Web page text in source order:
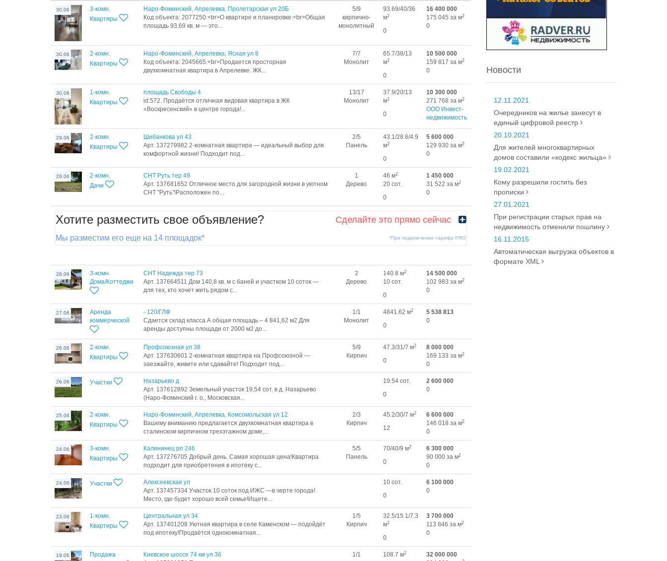
30.06
3-комн.
Квартиры
Наро-Фоминский, Апрелевка, Пролетарская ул 20Б
Код объекта: 2077250.<br>О квартире и планировке:<br>Общая
площадь 93,69 кв. м — это...
5/9
кирпично-
монолитный
93.69/40/36
м2
0
16 400 000
175 045 за м2
0
30.06
2-комн.
Квартиры
Наро-Фоминский, Апрелевка, Ясная ул 8
Код объекта: 2045665.<br>Продается просторная
двухкомнатная квартира в Апрелевке. ЖК...
7/7
Монолит
65.7/38/13
м2
0
10 500 000
159 817 за м2
0
30.06
1-комн.
Квартиры
площадь Свободы 4
id:572. Продаётся отличная видовая квартира в ЖК
«Воскресенский» в центре города!...
13/17
Монолит
37.9/20/13
м2
0
10 300 000
271 768 за м2
ООО Инвест-
недвижимость
29.06
2-комн.
Квартиры
Шибанкова ул 43
Арт. 137279982 2-комнатная квартира — идеальный выбор для
комфортной жизни! Подходит под...
2/5
Панель
43.1/28.6/4.9
м2
0
5 600 000
129 930 за м2
0
29.06
2-комн.
Дачи
СНТ Руть тер 49
Арт. 137681652 Отличное место для загородной жизни в уютном
СНТ "Руть"!Расположен по...
1
Дерево
46 м2
20 сот.
0
1 450 000
31 522 за м2
0
Хотите разместить свое объявление?
Мы разместим его еще на 14 площадок*
Сделайте это прямо сейчас
*При подключении тарифа PRO
28.06
3-комн.
Дома/Коттеджи
СНТ Надежда тер 73
Арт. 137664511 Дом 140,8 кв. м с баней и участком 10 соток —
для тех, кто хочет жить рядом с...
2
Дерево
140.8 м2
10 сот.
0
14 500 000
102 983 за м2
0
27.06
Аренда
коммерческой
- 120/ГЛФ
Сдается склад класса А общая площадь – 4 841,62 м2 Для
аренды доступны площади от 2000 м2 до...
1/1
Монолит
4841.62 м2
0
5 538 813
0
26.06
2-комн.
Квартиры
Профсоюзная ул 38
Арт. 137630601 2-комнатная квартира на Профсоюзной —
заезжайте, живите или сдавайте! Подходит под...
5/9
Кирпич
47.3/31/7 м2
0
8 000 000
169 133 за м2
0
26.06 Участки
Назарьево д
Арт. 137612892 Земельный участок 19,54 сот. в д. Назарьево
(Наро‑Фоминский г. о., Московская...
19.54 сот.
0
2 600 000
0
25.06
2-комн.
Квартиры
Наро-Фоминский, Апрелевка, Комсомольская ул 12
Вашему вниманию предлагается двухкомнатная квартира в
сталинском кирпичном трехэтажном доме,...
2/3
Кирпич
45.2/30/7 м2
12
6 600 000
146 018 за м2
0
24.06
3-комн.
Квартиры
Калининец рп 246
Арт. 137276705 Добрый день. Самая хорошая цена!Квартира
подходит для приобретения в ипотеку с...
5/5
Панель
70/40/9 м2
0
6 300 000
90 000 за м2
0
24.06 Участки
Алексеевская ул
Арт. 137457334 Участок 10 соток под ИЖС —в черте города!
Место, где будет хорошо всей семье!Ищете...
10 сот.
0
6 100 000
0
23.06
1-комн.
Квартиры
Центральная ул 34
Арт. 137401208 Уютная квартира в селе Каменском — подойдёт
под ипотеку!Продаётся однокомнатная...
1/5
Кирпич
32.5/15.1/7.3
м2
0
3 700 000
113 846 за м2
0
19.06
Продажа
Киевское шоссе 74 км ул 3б
1/1 108.7 м2
32 000 000
Новости
12.11.2021
Очередников на жилье занесут в
единый цифровой реестр
20.10.2021
Для жителей многоквартирных
домов составили «кодекс жильца»
19.02.2021
Кому разрешили гостить без
прописки
27.01.2021
При регистрации старых прав на
недвижимость отменили пошлину
16.11.2015
Автоматическая выгрузка объектов в
формате XML